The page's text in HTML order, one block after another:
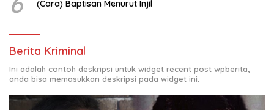
(Cara) Baptisan Menurut Injil
Berita Kriminal
Ini adalah contoh deskripsi untuk widget recent post wpberita,
anda bisa memasukkan deskripsi pada widget ini.